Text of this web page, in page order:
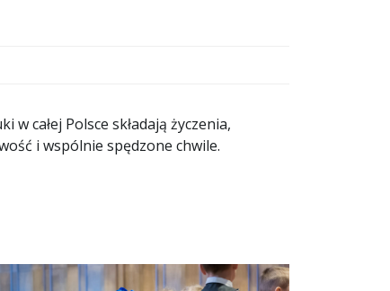
całej Polsce składają życzenia,
i wspólnie spędzone chwile.